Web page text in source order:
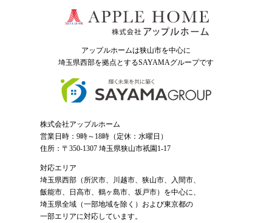
アップルホームは狭山市を中心に
埼玉県西部を拠点とするSAYAMAグループです
株式会社アップルホーム
営業日時：9時～18時（定休：水曜日）
住所：〒350-1307 埼玉県狭山市祇園1-17
対応エリア
埼玉県西部（ 所沢市、 川越市、狭山市、入間市、
飯能市、日高市、鶴ヶ島市、坂戸市）を中心に、
埼玉県全域（一部地域を除く）および東京都の
一部エリアに対応しています。